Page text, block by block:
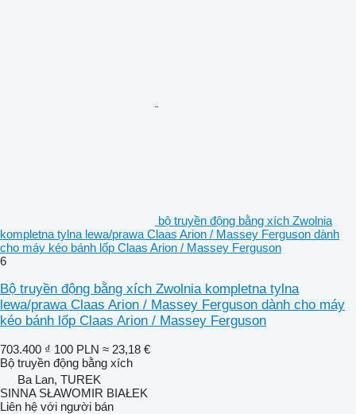
bộ truyền động bằng xích Zwolnia
kompletna tylna lewa/prawa Claas Arion / Massey Ferguson dành
cho máy kéo bánh lốp Claas Arion / Massey Ferguson
6
Bộ truyền động bằng xích Zwolnia kompletna tylna
lewa/prawa Claas Arion / Massey Ferguson dành cho máy
kéo bánh lốp Claas Arion / Massey Ferguson
703.400 ₫ 100 PLN ≈ 23,18 €
Bộ truyền động bằng xích
Ba Lan, TUREK
SINNA SŁAWOMIR BIAŁEK
Liên hệ với người bán